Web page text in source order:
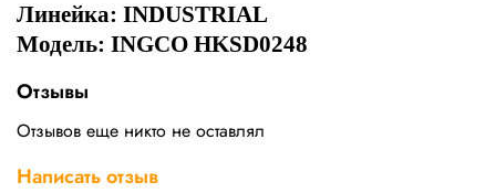
Линейка: INDUSTRIAL
Модель: INGCO HKSD0248
Отзывы
Отзывов еще никто не оставлял
Написать отзыв